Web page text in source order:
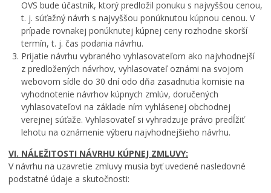
OVS bude účastník, ktorý predložil ponuku s najvyššou cenou,
t. j. súťažný návrh s najvyššou ponúknutou kúpnou cenou. V
prípade rovnakej ponúknutej kúpnej ceny rozhodne skorší
termín, t. j. čas podania návrhu.
Prijatie návrhu vybraného vyhlasovateľom ako najvhodnejší
z predložených návrhov, vyhlasovateľ oznámi na svojom
webovom sídle do 30 dní odo dňa zasadnutia komisie na
vyhodnotenie návrhov kúpnych zmlúv, doručených
vyhlasovateľovi na základe ním vyhlásenej obchodnej
verejnej súťaže. Vyhlasovateľ si vyhradzuje právo predĺžiť
lehotu na oznámenie výberu najvhodnejšieho návrhu.
VI. NÁLEŽITOSTI NÁVRHU KÚPNEJ ZMLUVY:
V návrhu na uzavretie zmluvy musia byť uvedené nasledovné
podstatné údaje a skutočnosti: